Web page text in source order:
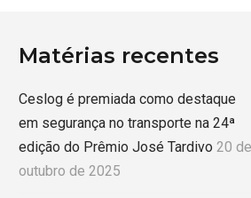
Matérias recentes
Ceslog é premiada como destaque
em segurança no transporte na 24ª
edição do Prêmio José Tardivo 20 de
outubro de 2025